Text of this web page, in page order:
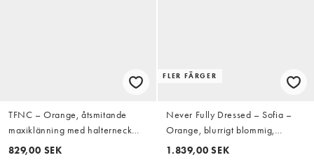
TFNC – Orange, åtsmitande
maxiklänning med halterneck
och vid kjol
829,00 SEK
FLER FÄRGER
Never Fully Dressed – Sofia –
Orange, blurrigt blommig,
diagonalskuren maxiklänning
1.839,00 SEK